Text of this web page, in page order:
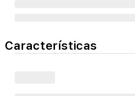
Características